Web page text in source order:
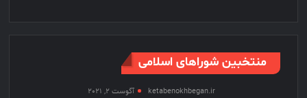
منتخبین شوراهای اسلامی
ketabenokhbegan.ir آگوست 2, 2021